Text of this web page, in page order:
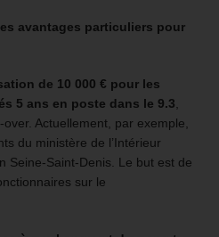
avantages particuliers pour
de 10 000 € pour les
5 ans en poste dans le 9.3
Actuellement, par exemple,
du ministère de l’Intérieur
Seine-Saint-Denis. Le but est de
sur le